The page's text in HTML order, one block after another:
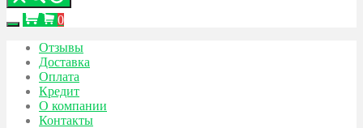
0
Отзывы
Доставка
Оплата
Кредит
О компании
Контакты